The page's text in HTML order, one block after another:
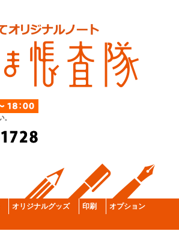
オリジナルグッズ 印刷
オプション